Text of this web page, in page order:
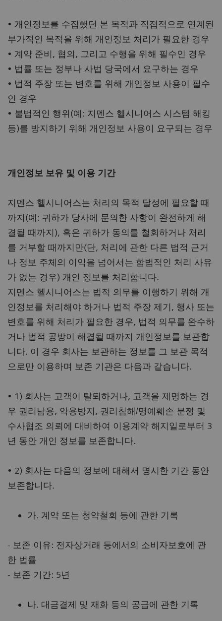
• 개인정보를 수집했던 본 목적과 직접적으로 연계된
부가적인 목적을 위해 개인정보 처리가 필요한 경우
• 계약 준비, 협의, 그리고 수행을 위해 필수인 경우
• 법률 또는 정부나 사법 당국에서 요구하는 경우
• 법적 주장 또는 변호를 위해 개인정보 사용이 필수
인 경우
• 불법적인 행위(예: 지멘스 헬시니어스 시스템 해킹
등)를 방지하기 위해 개인정보 사용이 요구되는 경우
개인정보 보유 및 이용 기간
지멘스 헬시니어스는 처리의 목적 달성에 필요할 때
까지(예: 귀하가 당사에 문의한 사항이 완전하게 해
결될 때까지), 혹은 귀하가 동의를 철회하거나 처리
를 거부할 때까지만(단, 처리에 관한 다른 법적 근거
나 정보 주체의 이익을 넘어서는 합법적인 처리 사유
가 없는 경우) 개인 정보를 처리합니다.
지멘스 헬시니어스는 법적 의무를 이행하기 위해 개
인정보를 처리해야 하거나 법적 주장 제기, 행사 또는
변호를 위해 처리가 필요한 경우, 법적 의무를 완수하
거나 법적 공방이 해결될 때까지 개인정보를 보관합
니다. 이 경우 회사는 보관하는 정보를 그 보관 목적
으로만 이용하며 보존 기관은 다음과 같습니다.
• 1) 회사는 고객이 탈퇴하거나, 고객을 제명하는 경
우 권리남용, 악용방지, 권리침해/명예훼손 분쟁 및
수사협조 의뢰에 대비하여 이용계약 해지일로부터 3
년 동안 개인 정보를 보존합니다.
• 2) 회사는 다음의 정보에 대해서 명시한 기간 동안
보존합니다.
가. 계약 또는 청약철회 등에 관한 기록
- 보존 이유: 전자상거래 등에서의 소비자보호에 관
한 법률
- 보존 기간: 5년
나. 대금결제 및 재화 등의 공급에 관한 기록